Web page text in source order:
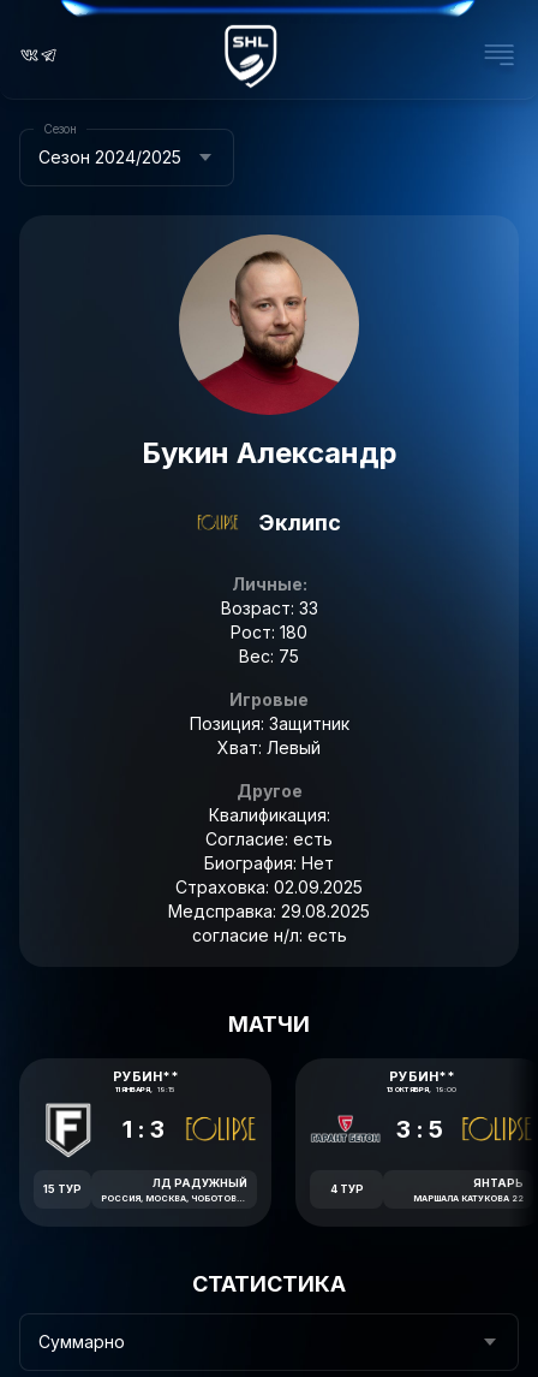
Сезон 2024/2025
Сезон
Букин Александр
Эклипс
Личные:
Возраст: 33
Рост: 180
Вес: 75
Игровые
Позиция: Защитник
Хват: Левый
Другое
Квалификация:
Согласие: есть
Биография: Нет
Страховка: 02.09.2025
Медсправка: 29.08.2025
согласие н/л: есть
МАТЧИ
РУБИН**
11 ЯНВАРЯ, 19:15
1:3
15 ТУР ЛД РАДУЖНЫЙ
РУБИН**
13 ОКТЯБРЯ, 19:00
3:5
4 ТУР ЯНТАРЬ
МАРШАЛА КАТУКОВА 22
СТАТИСТИКА
Суммарно